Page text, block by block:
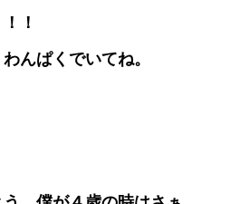
！！
んぱくでいてね。